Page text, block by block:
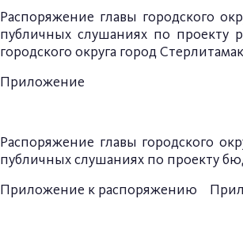
Распоряжение главы городского
публичных слушаниях по проекту
городского округа город
Приложение
Распоряжение главы городского
публичных слушаниях по проекту
Приложение к распоряжению